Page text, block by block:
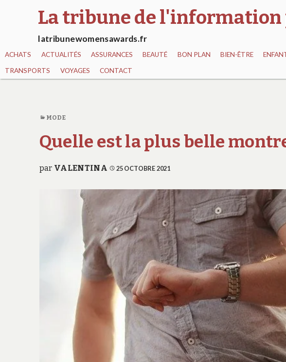
La tribune de l'information
latribunewomensawards.fr
ACHATS ACTUALITÉS ASSURANCES BEAUTÉ BON PLAN BIEN-ÊTRE
TRANSPORTS VOYAGES CONTACT
MODE
Quelle est la plus belle
par VALENTINA 25 OCTOBRE 2021